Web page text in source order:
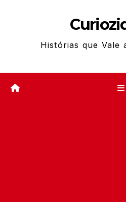
Histórias que Vale